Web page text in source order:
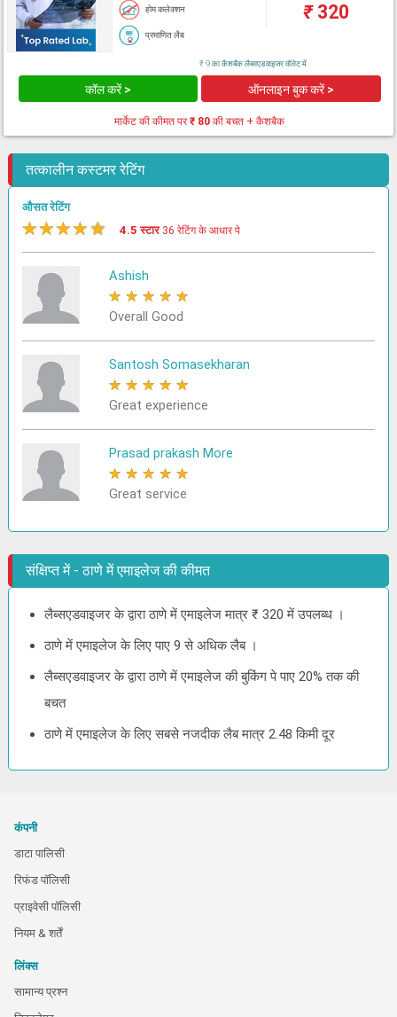
होम कलेक्शन
प्रमाणित लैब
₹320
₹ 9 का कैशबैक लैब्सएडवाइजर वॉलेट में
कॉल करें > ऑनलाइन बुक करें >
मार्केट की कीमत पर₹ 80 की बचत + कैशबैक
तत्कालीन कस्टमर रेटिंग
औसत रेटिंग
★★★★★ 4.5 स्टार 36 रेटिंग के आधार पे
Ashish
★ ★ ★ ★ ★
Overall Good
Santosh Somasekharan
★ ★ ★ ★ ★
Great experience
Prasad prakash More
★ ★ ★ ★ ★
Great service
संक्षिप्त में - ठाणे में एमाइलेज की कीमत
लैब्सएडवाइजर के द्वारा ठाणे में एमाइलेज मात्र ₹ 320 में उपलब्ध ।
ठाणे में एमाइलेज के लिए पाए 9 से अधिक लैब ।
लैब्सएडवाइजर के द्वारा ठाणे में एमाइलेज की बुकिंग पे पाए 20% तक की
बचत
ठाणे में एमाइलेज के लिए सबसे नजदीक लैब मात्र 2.48 किमी दूर
कंपनी
डाटा पालिसी
रिफंड पॉलिसी
प्राइवेसी पॉलिसी
नियम & शर्तें
लिंक्स
सामान्य प्रश्न